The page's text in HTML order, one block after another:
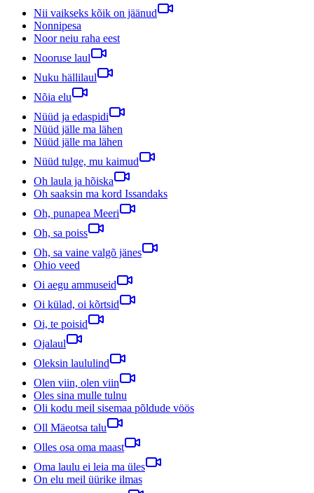
Nii vaikseks kõik on jäänud
Nonnipesa
Noor neiu raha eest
Nooruse laul
Nuku hällilaul
Nõia elu
Nüüd ja edaspidi
Nüüd jälle ma lähen
Nüüd jälle ma lähen
Nüüd tulge, mu kaimud
Oh laula ja hõiska
Oh saaksin ma kord Issandaks
Oh, punapea Meeri
Oh, sa poiss
Oh, sa vaine valgõ jänes
Ohio veed
Oi aegu ammuseid
Oi külad, oi kõrtsid
Oi, te poisid
Ojalaul
Oleksin laululind
Olen viin, olen viin
Oles sina mulle tulnu
Oli kodu meil sisemaa põldude vöös
Oll Mäeotsa talu
Olles osa oma maast
Oma laulu ei leia ma üles
On elu meil üürike ilmas